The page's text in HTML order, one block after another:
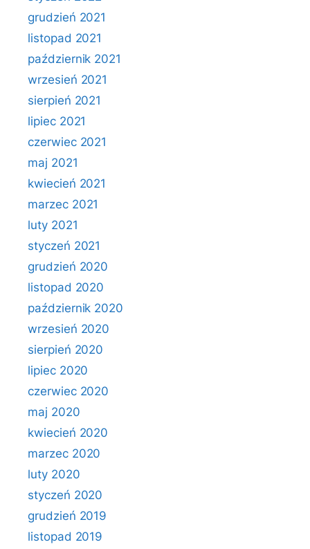
grudzień 2021
listopad 2021
październik 2021
wrzesień 2021
sierpień 2021
lipiec 2021
czerwiec 2021
maj 2021
kwiecień 2021
marzec 2021
luty 2021
styczeń 2021
grudzień 2020
listopad 2020
październik 2020
wrzesień 2020
sierpień 2020
lipiec 2020
czerwiec 2020
maj 2020
kwiecień 2020
marzec 2020
luty 2020
styczeń 2020
grudzień 2019
listopad 2019